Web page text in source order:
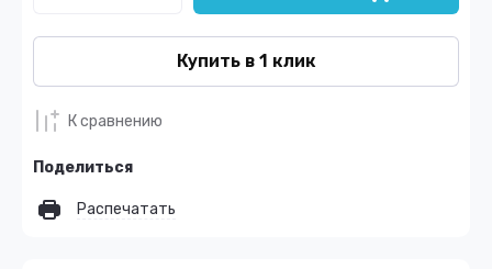
Купить в 1 клик
К сравнению
Поделиться
Распечатать